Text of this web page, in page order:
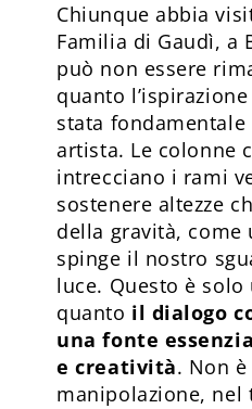
Chiunque abbia
Familia di Gaudì, a
può non essere
quanto
stata
artista. Le colonne
intrecciano i rami
sostenere altezze
della gravità, come
spinge il nostro
luce. Questo è
quanto il dialogo
una fonte
e creatività. Non
manipolazione, nel